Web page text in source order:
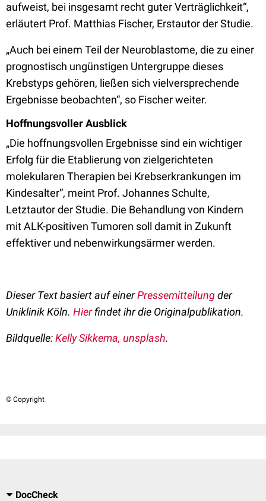
aufweist, bei insgesamt recht guter Verträglichkeit“,
erläutert Prof. Matthias Fischer, Erstautor der Studie.
„Auch bei einem Teil der Neuroblastome, die zu einer
prognostisch ungünstigen Untergruppe dieses
Krebstyps gehören, ließen sich vielversprechende
Ergebnisse beobachten“, so Fischer weiter.
Hoffnungsvoller Ausblick
„Die hoffnungsvollen Ergebnisse sind ein wichtiger
Erfolg für die Etablierung von zielgerichteten
molekularen Therapien bei Krebserkrankungen im
Kindesalter“, meint Prof. Johannes Schulte,
Letztautor der Studie. Die Behandlung von Kindern
mit ALK-positiven Tumoren soll damit in Zukunft
effektiver und nebenwirkungsärmer werden.
Dieser Text basiert auf einerPressemitteilungder
Uniklinik Köln. Hierfindet ihr die Originalpublikation.
Bildquelle:Kelly Sikkema, unsplash.
© Copyright
DocCheck